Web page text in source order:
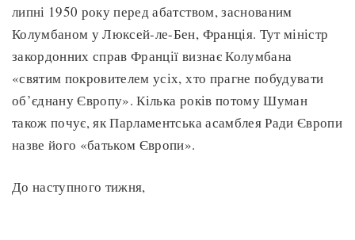
липні 1950 року перед абатством, заснованим
Колумбаном у Люксей-ле-Бен, Франція. Тут міністр
закордонних справ Франції визнає Колумбана
«святим покровителем усіх, хто прагне побудувати
об’єднану Європу». Кілька років потому Шуман
також почує, як Парламентська асамблея Ради Європи
назве його «батьком Європи».
До наступного тижня,